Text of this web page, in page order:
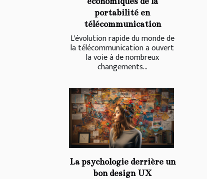
portabilité en
télécommunication
L'évolution rapide du monde de
la télécommunication a ouvert
la voie à de nombreux
changements...
La psychologie derrière un
bon design UX